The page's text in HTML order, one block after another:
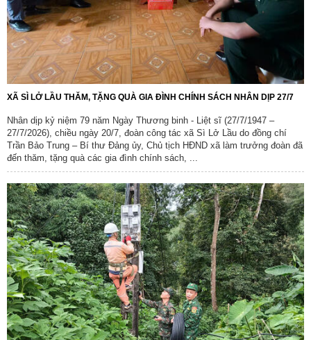
XÃ SÌ LỞ LẦU THĂM, TẶNG QUÀ GIA ĐÌNH CHÍNH SÁCH NHÂN DỊP 27/7
Nhân dịp kỷ niệm 79 năm Ngày Thương binh - Liệt sĩ (27/7/1947 –
27/7/2026), chiều ngày 20/7, đoàn công tác xã Sì Lở Lầu do đồng chí
Trần Bảo Trung – Bí thư Đảng ủy, Chủ tịch HĐND xã làm trưởng đoàn đã
đến thăm, tặng quà các gia đình chính sách, ...